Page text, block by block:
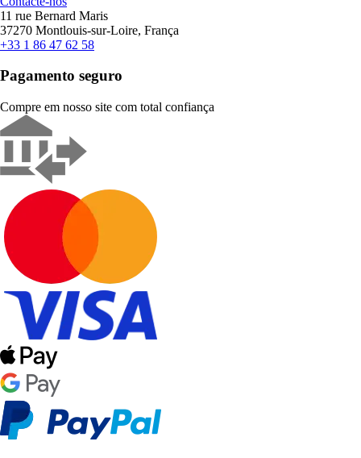
11 rue Bernard Maris
37270 Montlouis-sur-Loire, França
+33 1 86 47 62 58
Pagamento seguro
Compre em nosso site com total confiança